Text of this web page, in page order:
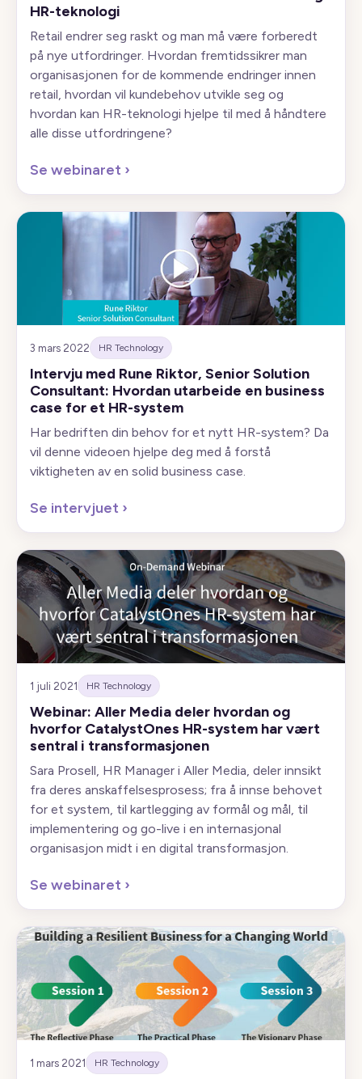
HR-teknologi
Retail endrer seg raskt og man må være forberedt
på nye utfordringer. Hvordan fremtidssikrer man
organisasjonen for de kommende endringer innen
retail, hvordan vil kundebehov utvikle seg og
hvordan kan HR-teknologi hjelpe til med å håndtere
alle disse utfordringene?
Se webinaret ›
3 mars 2022 HR Technology
Intervju med Rune Riktor, Senior Solution
Consultant: Hvordan utarbeide en business
case for et HR-system
Har bedriften din behov for et nytt HR-system? Da
vil denne videoen hjelpe deg med å forstå
viktigheten av en solid business case.
Se intervjuet ›
1 juli 2021 HR Technology
Webinar: Aller Media deler hvordan og
hvorfor CatalystOnes HR-system har vært
sentral i transformasjonen
Sara Prosell, HR Manager i Aller Media, deler innsikt
fra deres anskaffelsesprosess; fra å innse behovet
for et system, til kartlegging av formål og mål, til
implementering og go-live i en internasjonal
organisasjon midt i en digital transformasjon.
Se webinaret ›
1 mars 2021 HR Technology